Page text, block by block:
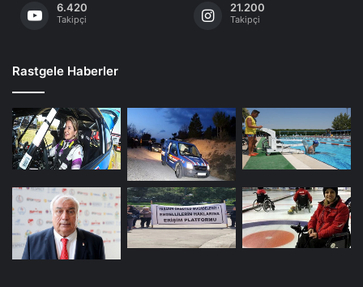
6.420
Takipçi
21.200
Takipçi
Rastgele Haberler